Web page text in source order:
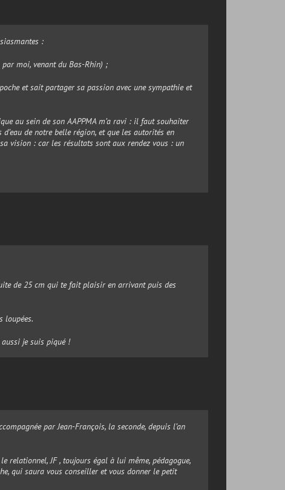
:
moi, venant du Bas-Rhin) ;
et sait partager sa passion avec une sympathie et
au sein de son AAPPMA m’a ravi : il faut souhaiter
de notre belle région, et que les autorités en
vision : car les résultats sont aux rendez vous : un
de 25 cm qui te fait plaisir en arrivant puis des
loupées.
je suis piqué !
par Jean-François, la seconde, depuis l’an
relationnel, JF , toujours égal à lui même, pédagogue,
qui saura vous conseiller et vous donner le petit